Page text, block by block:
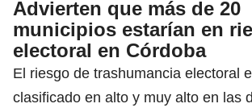
Advierten que más de 20
municipios estarían en
electoral en Córdoba
El riesgo de trashumancia electoral
clasificado en alto y muy alto en las